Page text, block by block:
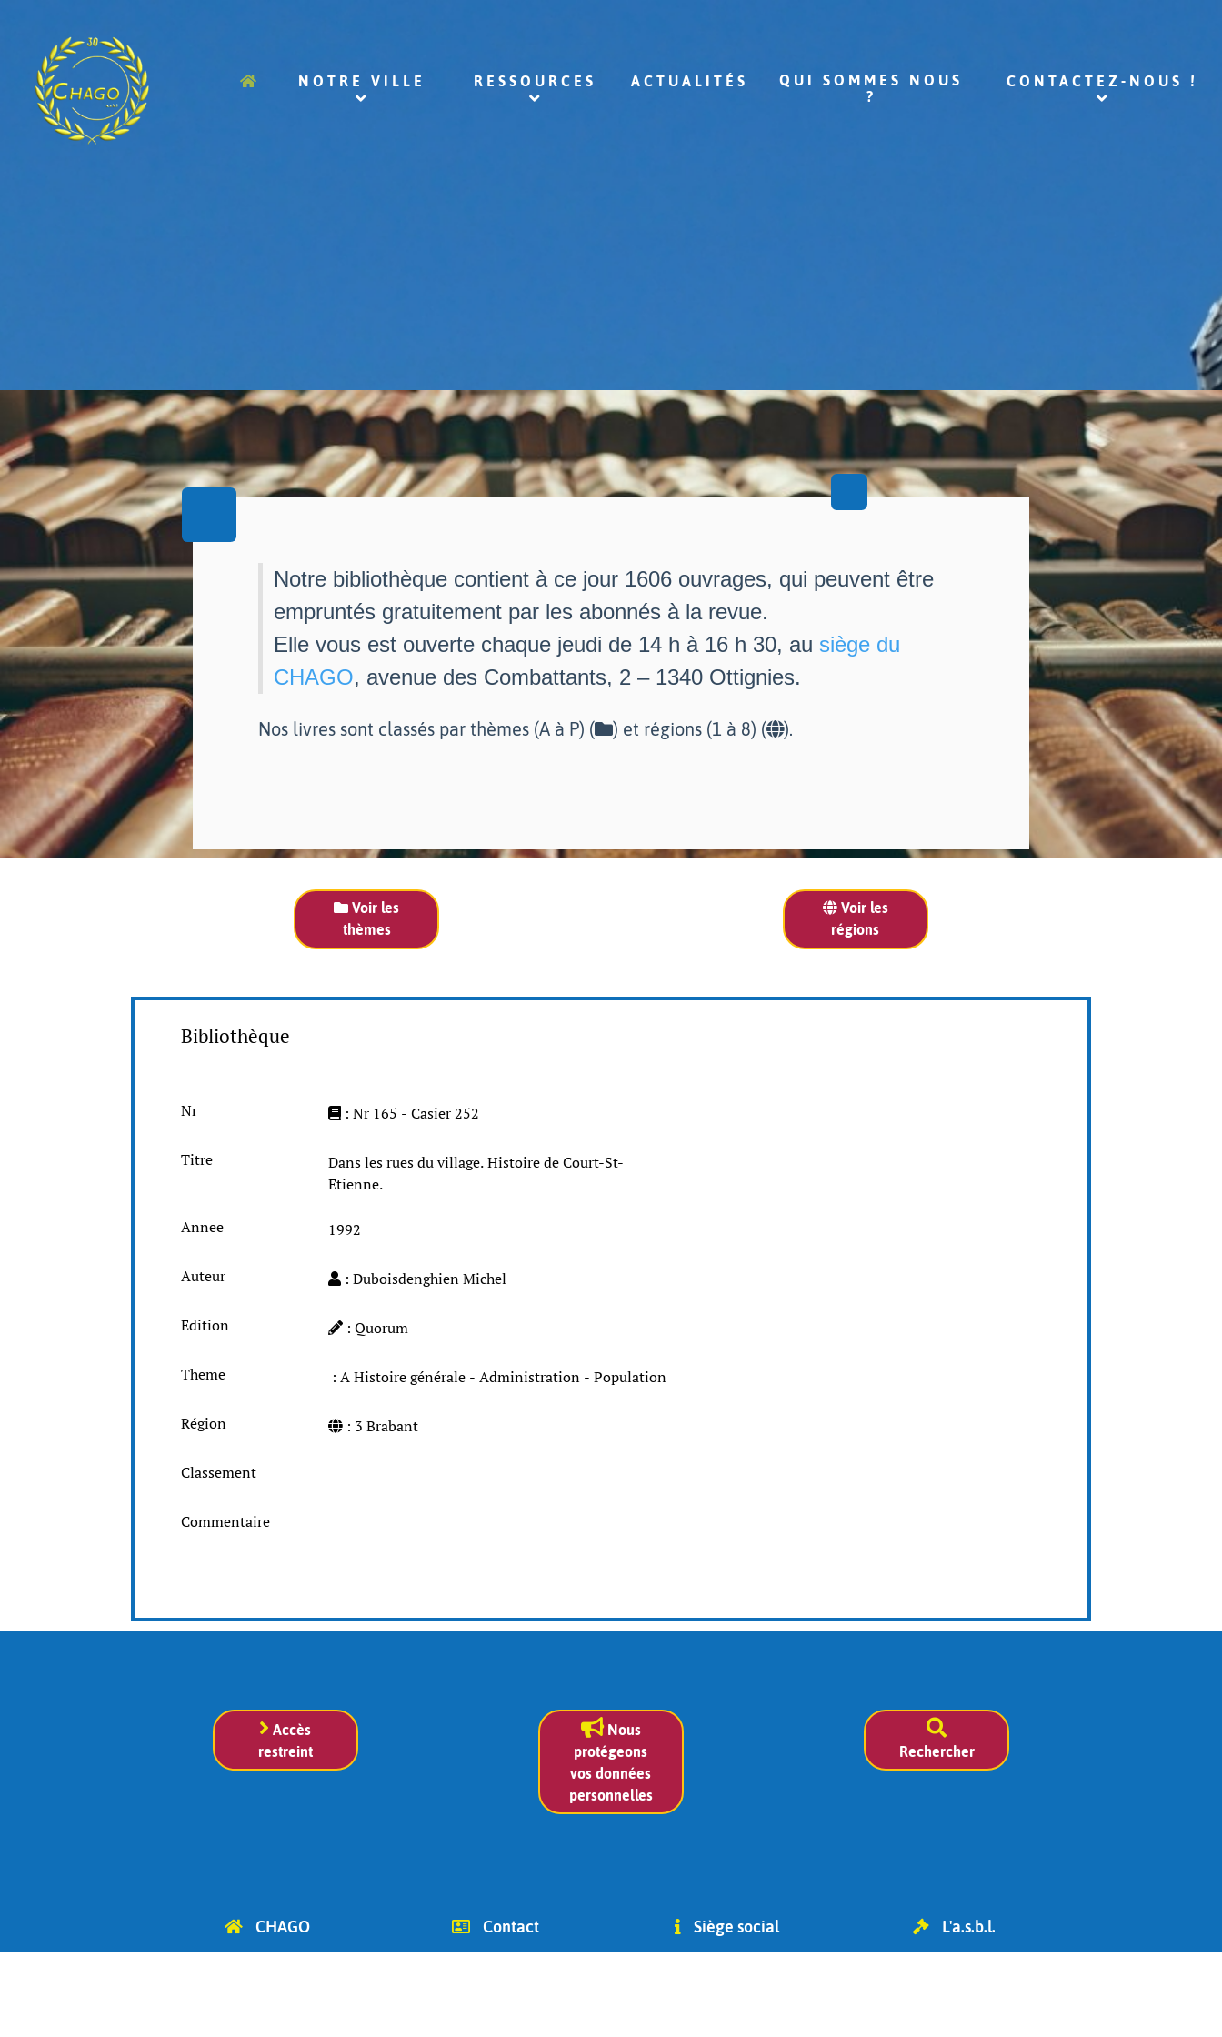
NOTRE VILLE RESSOURCES ACTUALITÉS
QUI SOMMES NOUS
?
CONTACTEZ-NOUS !
Notre bibliothèque contient à ce jour 1606 ouvrages, qui peuvent être
empruntés gratuitement par les abonnés à la revue.
Elle vous est ouverte chaque jeudi de 14 h à 16 h 30, au siège du
CHAGO, avenue des Combattants, 2 – 1340 Ottignies.
Nos livres sont classés par thèmes (A à P) ( ) et régions (1 à 8) ( ).
Voir les
thèmes
Voir les
régions
Bibliothèque
Nr : Nr 165 - Casier 252
Titre
Dans les rues du village. Histoire de Court-St-
Etienne.
Annee 1992
Auteur : Duboisdenghien Michel
Edition : Quorum
Theme : A Histoire générale - Administration - Population
Région : 3 Brabant
Classement
Commentaire
Accès
restreint
Nous
protégeons
vos données
personnelles
Rechercher
CHAGO Contact Siège social L'a.s.b.l.